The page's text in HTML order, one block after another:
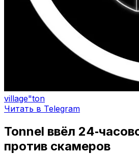
village"ton
Читать в Telegram
Tonnel ввёл
против скамеров